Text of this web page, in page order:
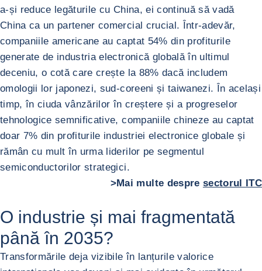
a-și reduce legăturile cu China, ei continuă să vadă
China ca un partener comercial crucial. Într-adevăr,
companiile americane au captat 54% din profiturile
generate de industria electronică globală în ultimul
deceniu, o cotă care crește la 88% dacă includem
omologii lor japonezi, sud-coreeni și taiwanezi. În același
timp, în ciuda vânzărilor în creștere și a progreselor
tehnologice semnificative, companiile chineze au captat
doar 7% din profiturile industriei electronice globale și
rămân cu mult în urma liderilor pe segmentul
semiconductorilor strategici.
>Mai multe despre sectorul ITC
O industrie și mai fragmentată
până în 2035?
Transformările deja vizibile în lanțurile valorice